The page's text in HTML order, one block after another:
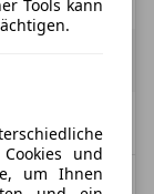
km;
Tools kann
und
um Ihnen